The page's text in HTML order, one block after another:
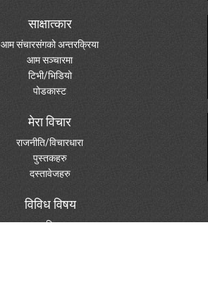
साक्षात्कार
आम संचारसंगको अन्तरक्रिया
आम सञ्चारमा
टिभी/भिडियो
पोडकास्ट
मेरा विचार
राजनीति/विचारधारा
पुस्तकहरु
दस्तावेजहरु
विविध विषय
पत्रपत्रिकामा